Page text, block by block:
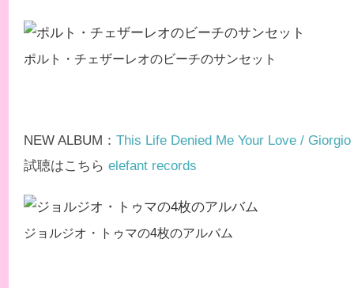
ポルト・チェザーレオのビーチのサンセット
NEW ALBUM： This Life Denied Me Your Love / Giorgio
試聴はこちら elefant records
ジョルジオ・トゥマの4枚のアルバム